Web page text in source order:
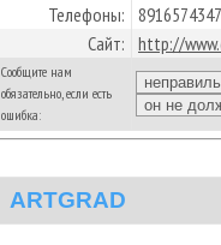
Телефоны:
Сайт: http://
Сообщите нам
обязательно, если есть
ошибка:
ARTGRAD